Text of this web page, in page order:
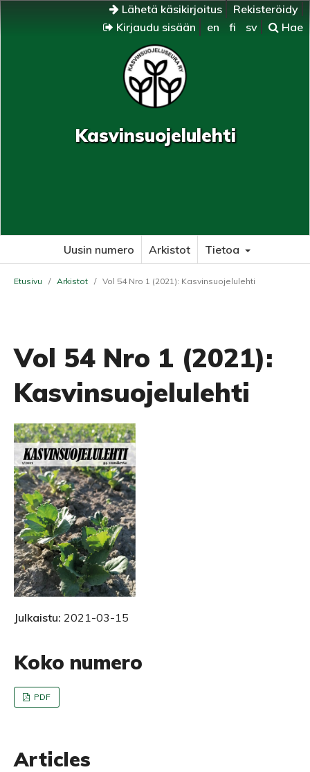
Lähetä käsikirjoitus
Rekisteröidy
Kirjaudu sisään
en fi sv Hae
Kasvinsuojelulehti
Uusin numero Arkistot Tietoa
Etusivu / Arkistot / Vol 54 Nro 1 (2021): Kasvinsuojelulehti
Vol 54 Nro 1 (2021):
Kasvinsuojelulehti
Julkaistu: 2021-03-15
Koko numero
PDF
Articles